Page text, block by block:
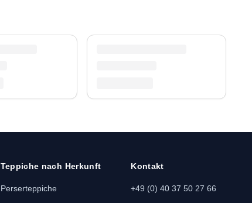
einem 30-tägigen Rückgaberecht. Entdecken Sie
Teppiche nach Herkunft
Perserteppiche
Kontakt
+49 (0) 40 37 50 27 66